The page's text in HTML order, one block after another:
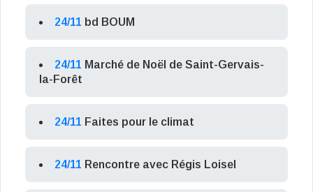
24/11 bd BOUM
24/11 Marché de Noël de Saint-Gervais-
la-Forêt
24/11 Faites pour le climat
24/11 Rencontre avec Régis Loisel